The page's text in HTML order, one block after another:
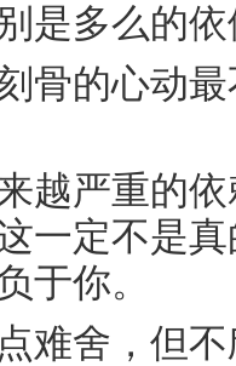
是多么的
骨的心动
越严重的
一定不是
于你。
难舍，但